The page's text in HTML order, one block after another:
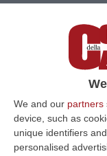
We and our partners
device, such as
unique identifiers
personalised
Clicca e segui